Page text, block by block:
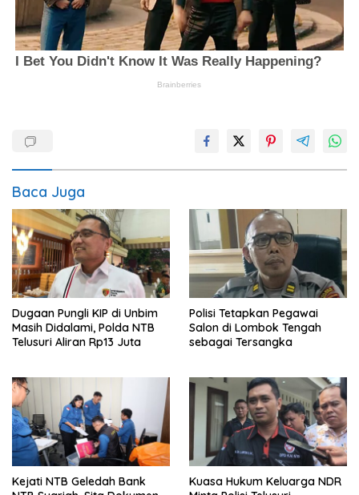
Baca Juga
Dugaan Pungli KIP di Unbim
Masih Didalami, Polda NTB
Telusuri Aliran Rp13 Juta
Polisi Tetapkan Pegawai
Salon di Lombok Tengah
sebagai Tersangka
Kejati NTB Geledah Bank
Kuasa Hukum Keluarga NDR